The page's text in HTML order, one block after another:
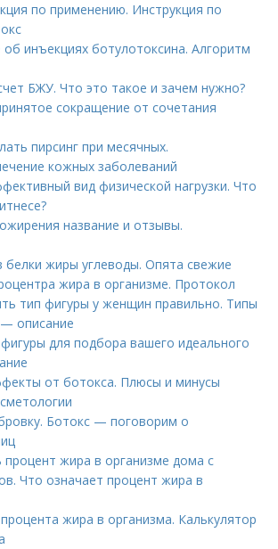
по применению. Инструкция по
инъекциях ботулотоксина. Алгоритм
БЖУ. Что это такое и зачем нужно?
сокращение от сочетания
пирсинг при месячных.
кожных заболеваний
вид физической нагрузки. Что
название и отзывы.
белки жиры углеводы. Опята свежие
жира в организме. Протокол
тип фигуры у женщин правильно. Типы
описание
для подбора вашего идеального
от ботокса. Плюсы и минусы
Ботокс — поговорим о
процент жира в организме дома с
Что означает процент жира в
жира в организма. Калькулятор